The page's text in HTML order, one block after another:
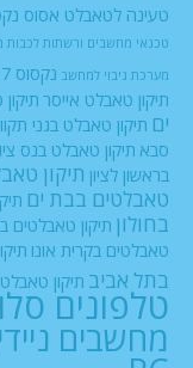
טעינה לטאבלט אסוס
טכנאי מחשבים ורשתות לכבות
מערכת גיבוי למחשב נקסוס 7
תיקון טאבלט אייסר
ים תיקון טאבלט בגני
סבא תיקון טאבלט בנס
בראשון לציון תיקון
טאבלטים בבת ים
בחולון תיקון טאבלטים
טאבלטים בקרית אונו
בתל אביב תיקון טאבלט
טלפונים
מחשבים